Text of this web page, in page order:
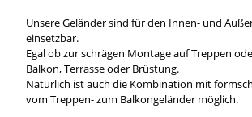
Unsere Geländer sind für den Innen- und
einsetzbar.
Egal ob zur schrägen Montage auf Treppen
Balkon, Terrasse oder Brüstung.
Natürlich ist auch die Kombination mit
vom Treppen- zum Balkongeländer möglich.